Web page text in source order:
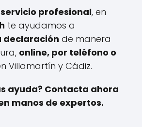
servicio profesional, en
te ayudamos a
declaración de manera
online, por teléfono o
Villamartín y Cádiz.
ayuda? Contacta ahora
manos de expertos.